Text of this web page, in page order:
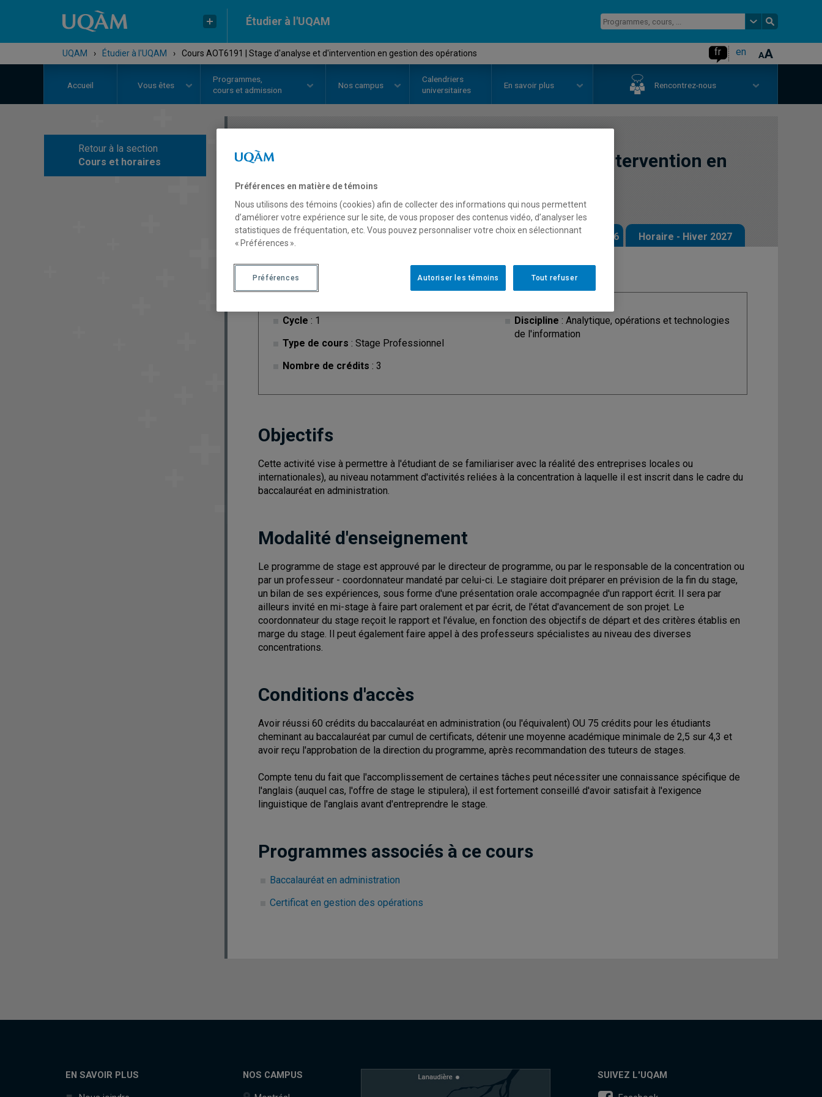
Étudier à l'UQAM
UQAM › Étudier à l'UQAM › Cours AOT6191 | Stage d'analyse et d'intervention en gestion des opérations fr en
Accueil Vous êtes
Programmes,
cours et admission
Nos campus
Calendriers
universitaires
En savoir plus Rencontrez-nous
Retour à la section
Cours et horaires
COURS
Stage d'analyse et d'intervention en
gestion des opérations
Description Horaire - Été 2026 Horaire - Automne 2026 Horaire - Hiver 2027
Cycle : 1
Type de cours : Stage Professionnel
Nombre de crédits : 3
Discipline : Analytique, opérations et technologies
de l'information
Objectifs
Cette activité vise à permettre à l'étudiant de se familiariser avec la réalité des entreprises locales ou
internationales), au niveau notamment d'activités reliées à la concentration à laquelle il est inscrit dans le cadre du
baccalauréat en administration.
Modalité d'enseignement
Le programme de stage est approuvé par le directeur de programme, ou par le responsable de la concentration ou
par un professeur - coordonnateur mandaté par celui-ci. Le stagiaire doit préparer en prévision de la fin du stage,
un bilan de ses expériences, sous forme d'une présentation orale accompagnée d'un rapport écrit. Il sera par
ailleurs invité en mi-stage à faire part oralement et par écrit, de l'état d'avancement de son projet. Le
coordonnateur du stage reçoit le rapport et l'évalue, en fonction des objectifs de départ et des critères établis en
marge du stage. Il peut également faire appel à des professeurs spécialistes au niveau des diverses
concentrations.
Conditions d'accès
Avoir réussi 60 crédits du baccalauréat en administration (ou l'équivalent) OU 75 crédits pour les étudiants
cheminant au baccalauréat par cumul de certificats, détenir une moyenne académique minimale de 2,5 sur 4,3 et
avoir reçu l'approbation de la direction du programme, après recommandation des tuteurs de stages.
Compte tenu du fait que l'accomplissement de certaines tâches peut nécessiter une connaissance spécifique de
l'anglais (auquel cas, l'offre de stage le stipulera), il est fortement conseillé d'avoir satisfait à l'exigence
linguistique de l'anglais avant d'entreprendre le stage.
Programmes associés à ce cours
Baccalauréat en administration
Certificat en gestion des opérations
EN SAVOIR PLUS NOS CAMPUS SUIVEZ L'UQAM
Préférences en matière de témoins
Nous utilisons des témoins (cookies) afin de collecter des informations qui nous permettent
d’améliorer votre expérience sur le site, de vous proposer des contenus vidéo, d’analyser les
statistiques de fréquentation, etc. Vous pouvez personnaliser votre choix en sélectionnant
« Préférences ».
Tout refuser
Autoriser les témoins
Préférences